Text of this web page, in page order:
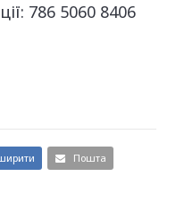
786 5060 8406
Пошта